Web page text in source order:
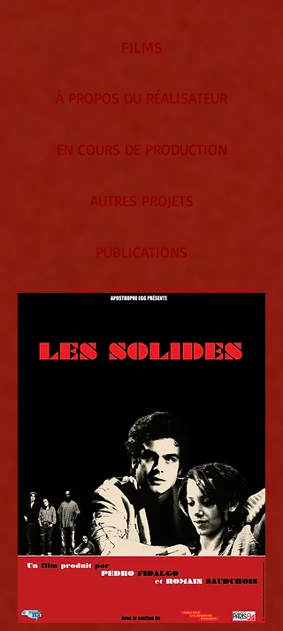
FILMS
À PROPOS DU RÉALISATEUR
EN COURS DE PRODUCTION
AUTRES PROJETS
PUBLICATIONS